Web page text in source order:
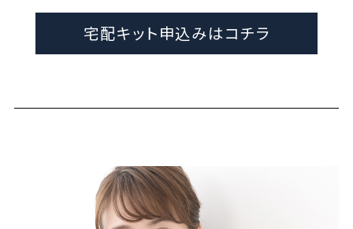
宅配キット申込みはコチラ